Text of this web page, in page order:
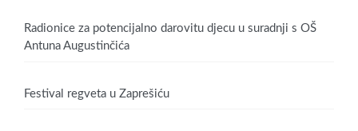
Radionice za potencijalno darovitu djecu u suradnji s OŠ
Antuna Augustinčića
Festival regveta u Zaprešiću